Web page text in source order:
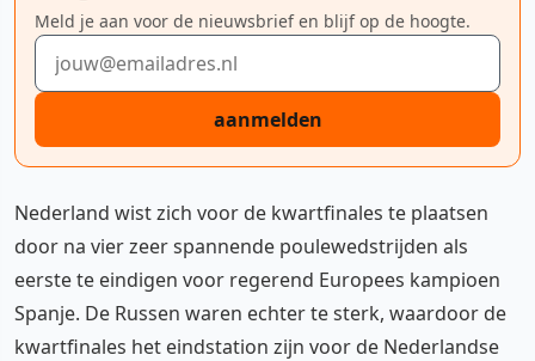
Meld je aan voor de nieuwsbrief en blijf op de hoogte.
E-mailadres
aanmelden
Nederland wist zich voor de kwartfinales te plaatsen
door na vier zeer spannende poulewedstrijden als
eerste te eindigen voor regerend Europees kampioen
Spanje. De Russen waren echter te sterk, waardoor de
kwartfinales het eindstation zijn voor de Nederlandse